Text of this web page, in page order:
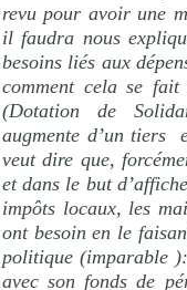
revu pour avoir une
il faudra nous
besoins liés aux
comment cela se
(Dotation de
augmente d’un tiers
veut dire que,
et dans le but
impôts locaux, les
ont besoin en le
politique (imparable
avec son fonds de